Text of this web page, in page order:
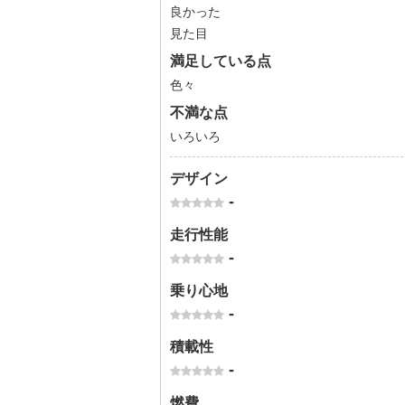
良かった
見た目
満足している点
色々
不満な点
いろいろ
デザイン
-
走行性能
-
乗り心地
-
積載性
-